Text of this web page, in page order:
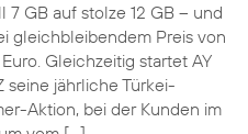
7 GB auf stolze 12 GB – und
gleichbleibendem Preis von
Gleichzeitig startet AY
seine jährliche Türkei-
Aktion, bei der Kunden im